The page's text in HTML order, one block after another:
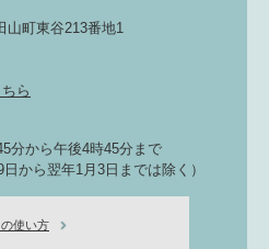
山町東谷213番地1
ら
分から午後4時45分まで
から翌年1月3日までは除く）
使い方